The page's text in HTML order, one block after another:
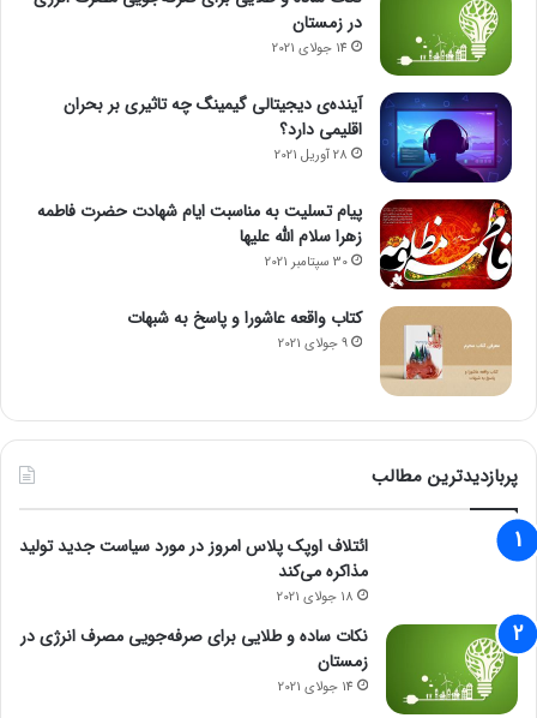
در زمستان
14 جولای 2021
آینده‌ی دیجیتالی گیمینگ چه تاثیری بر بحران
اقلیمی دارد؟
28 آوریل 2021
پیام تسلیت به مناسبت ایام شهادت حضرت فاطمه
زهرا سلام الله علیها
30 سپتامبر 2021
کتاب واقعه عاشورا و پاسخ به شبهات
9 جولای 2021
پربازدیدترین مطالب
ائتلاف اوپک پلاس امروز در مورد سیاست جدید تولید
مذاکره می‌کند
18 جولای 2021
نکات ساده و طلایی برای صرفه‌جویی مصرف انرژی در
زمستان
14 جولای 2021